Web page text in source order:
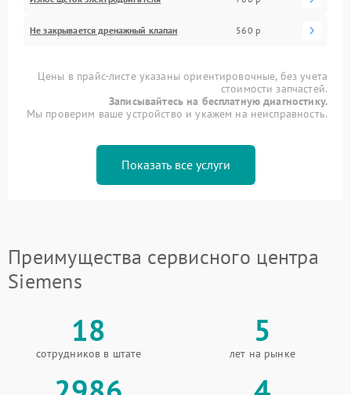
Не закрывается дренажный клапан 560 р
Цены в прайс-листе указаны ориентировочные, без учета
стоимости запчастей.
Записывайтесь на бесплатную диагностику.
Мы проверим ваше устройство и укажем на неисправность.
Показать все услуги
Преимущества сервисного центра
Siemens
18
сотрудников в штате
5
лет на рынке